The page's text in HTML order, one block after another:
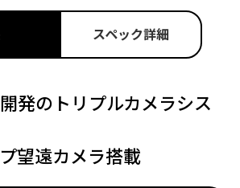
スペック詳細
発のトリプルカメラシス
望遠カメラ搭載